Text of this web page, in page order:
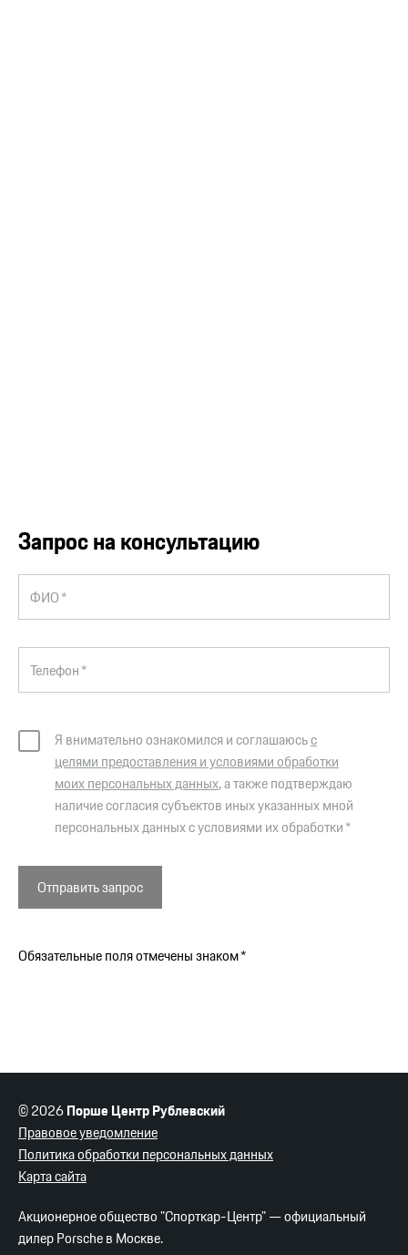
Запрос на консультацию
ФИО *
Телефон *
Я внимательно ознакомился и соглашаюсьс
целями предоставления и условиями обработки
моих персональных данных, а также подтверждаю
наличие согласия субъектов иных указанных мной
персональных данных с условиями их обработки *
Отправить запрос
Обязательные поля отмечены знаком *
© 2026Порше Центр Рублевский
Правовое уведомление
Политика обработки персональных данных
Карта сайта
Акционерное общество "Спорткар-Центр" — официальный
дилер Porsche в Москве.